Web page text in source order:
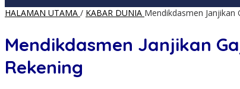
HALAMAN UTAMA / KABAR DUNIA Mendikdasmen
Mendikdasmen Janjikan
Rekening